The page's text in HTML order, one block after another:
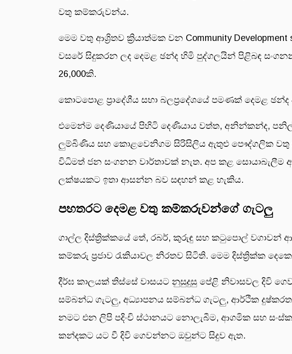
වතු කම්කරුවන්ය.
මෙම වතු ආශ්‍රිතව ක්‍රියාත්මක වන Community
වසරේ සිදුකරන ලද දෙමළ ඡන්ද හිමි පුද්ගලයින් පිළිබඳ
26,000කි.
කොටපොළ ප්‍රාදේශීය සභා බලප්‍රදේශයේ පමණක් දෙමළ
එමෙන්ම දෙණියායේ පිහිටි දෙණියාය වත්ත, අනින්කන්ද,
ලුම්බිණිය සහ කොළවෙනිගම සිරිසිලිය ඇතුළු පෞද්ගලික වතු
විධිමත් ජන සංගනන වාර්තාවක් නැත. අප කළ සොයාබැලීම
ලක්ෂයකට ඉතා ආසන්න බව සඳහන් කළ හැකිය.
පහතරට දෙමළ වතු කම්කරුවන්ගේ ගැටලු
ගාල්ල දිස්ත්‍රික්කයේ තේ, රබර්, කුරුඳු සහ කටුපොල් වගාවන්
කම්කරු ප්‍රජාව රැකියාවල නිරතව සිටිති. මෙම දිස්ත්‍රික්ක
දීර්ඝ කාලයක් තිස්සේ වාසයට නුසුදුසු පේළි නිවාසවල දිවි
සම්බන්ධ ගැටලු, අධ්‍යාපනය සම්බන්ධ ගැටලු, ආර්ථික
නමට එන ලිපි පදිංචි ස්ථානයට නොලැබීම, ආගමික සහ
කන්දකට යට වී දිවි ගෙවන්නට ඔවුන්ට සිදුව ඇත.